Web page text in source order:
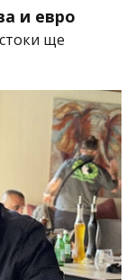
и евро
ще